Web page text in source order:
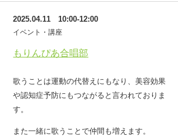
もりんぴあ合唱部
2025.04.11 10:00-12:00
イベント・講座
歌うことは運動の代替えにもなり、美容効果
や認知症予防にもつながると言われておりま
す。
また一緒に歌うことで仲間も増えます。